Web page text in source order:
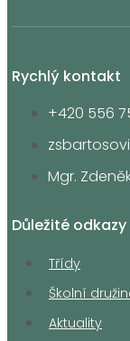
Rychlý kontakt
+420 556
Mgr.
Důležité odkazy
Třídy
Školní
Aktuality